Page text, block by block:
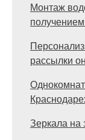
Монтаж
рассылки
Зеркала на